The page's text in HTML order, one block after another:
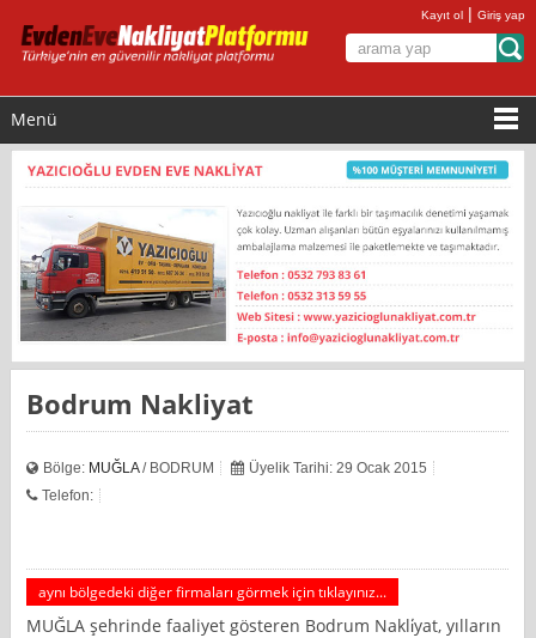
Kayıt ol |Giriş yap
Menü
Bodrum Nakliyat
Bölge: MUĞLA/ BODRUM
Üyelik Tarihi: 29 Ocak 2015
Telefon:
aynı bölgedeki diğer firmaları görmek için tıklayınız...
MUĞLA şehrinde faaliyet gösteren Bodrum Nakli̇yat, yılların